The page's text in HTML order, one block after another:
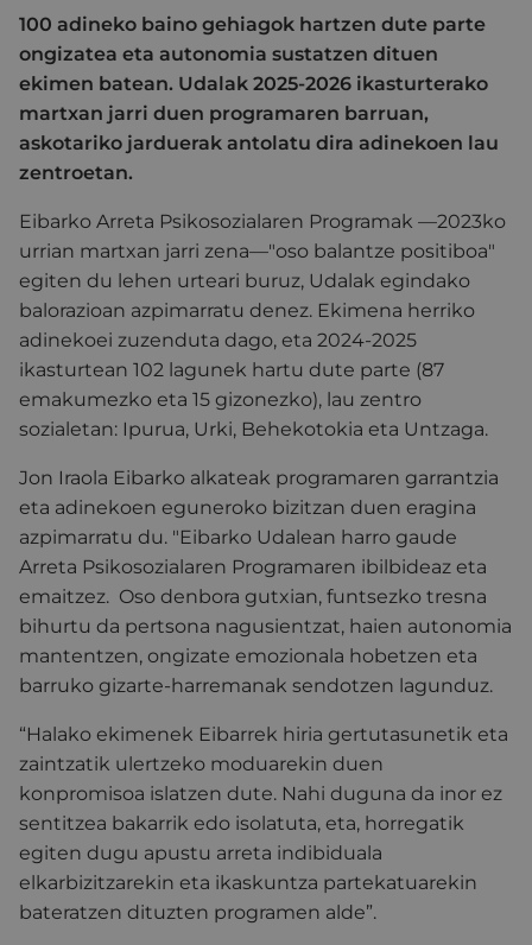
100 adineko baino gehiagok hartzen dute parte
ongizatea eta autonomia sustatzen dituen
ekimen batean. Udalak 2025-2026 ikasturterako
martxan jarri duen programaren barruan,
askotariko jarduerak antolatu dira adinekoen lau
zentroetan.
Eibarko Arreta Psikosozialaren Programak —2023ko
urrian martxan jarri zena—"oso balantze positiboa"
egiten du lehen urteari buruz, Udalak egindako
balorazioan azpimarratu denez. Ekimena herriko
adinekoei zuzenduta dago, eta 2024-2025
ikasturtean 102 lagunek hartu dute parte (87
emakumezko eta 15 gizonezko), lau zentro
sozialetan: Ipurua, Urki, Behekotokia eta Untzaga.
Jon Iraola Eibarko alkateak programaren garrantzia
eta adinekoen eguneroko bizitzan duen eragina
azpimarratu du. "Eibarko Udalean harro gaude
Arreta Psikosozialaren Programaren ibilbideaz eta
emaitzez. Oso denbora gutxian, funtsezko tresna
bihurtu da pertsona nagusientzat, haien autonomia
mantentzen, ongizate emozionala hobetzen eta
barruko gizarte-harremanak sendotzen lagunduz.
“Halako ekimenek Eibarrek hiria gertutasunetik eta
zaintzatik ulertzeko moduarekin duen
konpromisoa islatzen dute. Nahi duguna da inor ez
sentitzea bakarrik edo isolatuta, eta, horregatik
egiten dugu apustu arreta indibiduala
elkarbizitzarekin eta ikaskuntza partekatuarekin
bateratzen dituzten programen alde”.